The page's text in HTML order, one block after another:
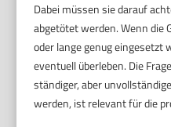
Dabei müssen sie darauf
abgetötet werden. Wenn die
oder lange genug eingesetzt
eventuell überleben. Die
ständiger, aber
werden, ist relevant für die